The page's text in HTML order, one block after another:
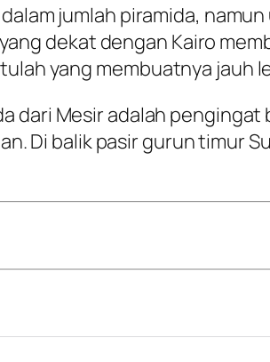
jumlah piramida,
dekat dengan Kairo
yang membuatnya jauh
dari Mesir adalah
Di balik pasir gurun timur